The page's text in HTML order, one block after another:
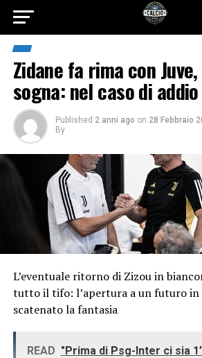
Zidane fa rima con
sogna: nel caso di
Published 2 anni ago on 28 Febbraio
By
L’eventuale ritorno di Zizou in
tutto il tifo: l’apertura a un futuro in
scatenato la fantasia
READ "Prima di Psg-Inter ci sia